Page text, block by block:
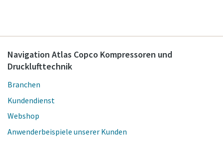
Navigation Atlas Copco Kompressoren und
Drucklufttechnik
Branchen
Kundendienst
Webshop
Anwenderbeispiele unserer Kunden